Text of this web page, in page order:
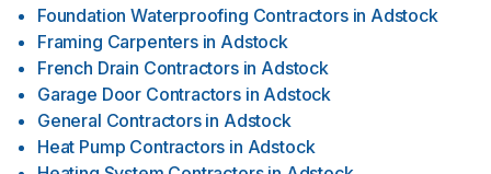
Foundation Waterproofing Contractors in Adstock
Framing Carpenters in Adstock
French Drain Contractors in Adstock
Garage Door Contractors in Adstock
General Contractors in Adstock
Heat Pump Contractors in Adstock